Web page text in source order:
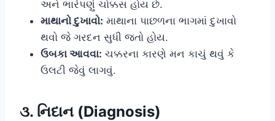
અને ભારેપણું ચોક્કસ હોય છે.
માથાનો દુખાવો: માથાના પાછળના ભાગમાં દુખાવો
થવો જે ગરદન સુધી જતો હોય.
ઉબકા આવવા: ચક્કરના કારણે મન કાચું થવું કે
ઉલટી જેવું લાગવું.
૩. નિદાન (Diagnosis)